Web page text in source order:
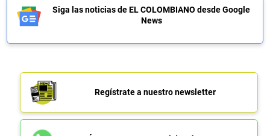
Siga las noticias de EL COLOMBIANO desde Google
News
Regístrate a nuestro newsletter